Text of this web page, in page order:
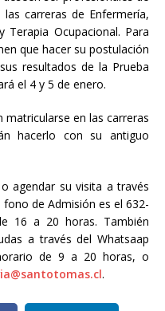
carreras de Enfermería,
Terapia Ocupacional. Para
que hacer su postulación
resultados de la Prueba
el 4 y 5 de enero.
en las carreras
hacerlo con su antiguo
agendar su visita a través
fono de Admisión es el 632-
16 a 20 horas. También
a través del Whatsaap
de 9 a 20 horas, o
.